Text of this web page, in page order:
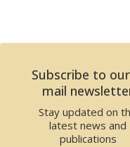
Subscribe to
mail
Stay updated on
latest news and
publications